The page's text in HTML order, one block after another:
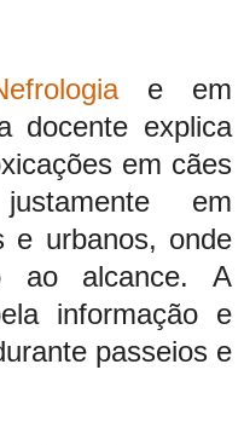
e em
docente explica
em cães
em
e urbanos, onde
ao alcance. A
informação e
passeios e